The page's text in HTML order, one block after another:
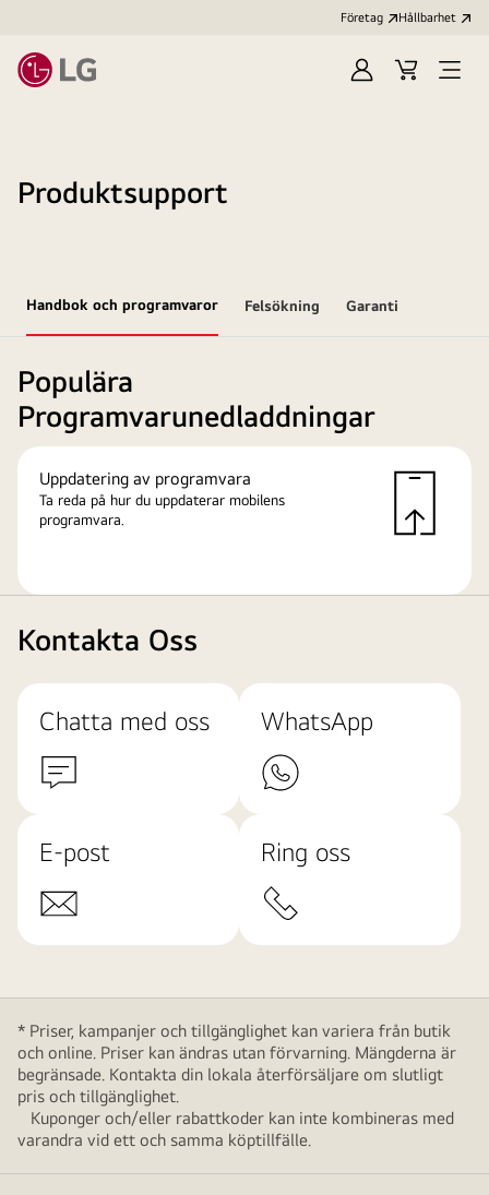
Företag Hållbarhet
LoggaKundvagn
Produktsupport
Handbok och programvaror Felsökning Garanti
Populära
Programvarunedladdningar
Uppdatering av programvara
Ta reda på hur du uppdaterar mobilens
programvara.
Kontakta Oss
Chatta med oss WhatsApp
E-post Ring oss
* Priser, kampanjer och tillgänglighet kan variera från butik
och online. Priser kan ändras utan förvarning. Mängderna är
begränsade. Kontakta din lokala återförsäljare om slutligt
pris och tillgänglighet.
Kuponger och/eller rabattkoder kan inte kombineras med
varandra vid ett och samma köptillfälle.